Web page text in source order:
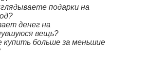
подарки на
денег на
вещь?
больше за меньшие